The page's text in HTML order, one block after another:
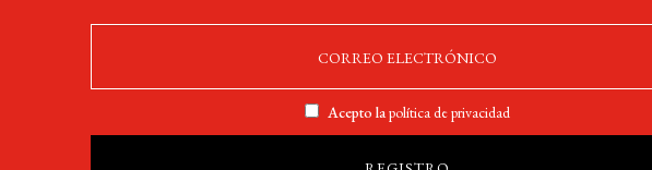
Acepto lapolítica de privacidad